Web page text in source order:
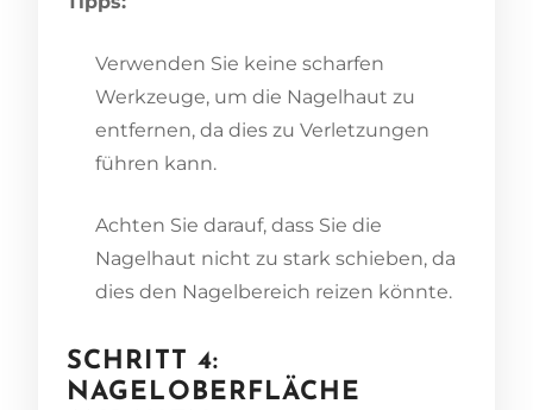
Verwenden Sie keine scharfen
Werkzeuge, um die Nagelhaut zu
entfernen, da dies zu Verletzungen
führen kann.
Achten Sie darauf, dass Sie die
Nagelhaut nicht zu stark schieben, da
dies den Nagelbereich reizen könnte.
SCHRITT 4:
NAGELOBERFLÄCHE